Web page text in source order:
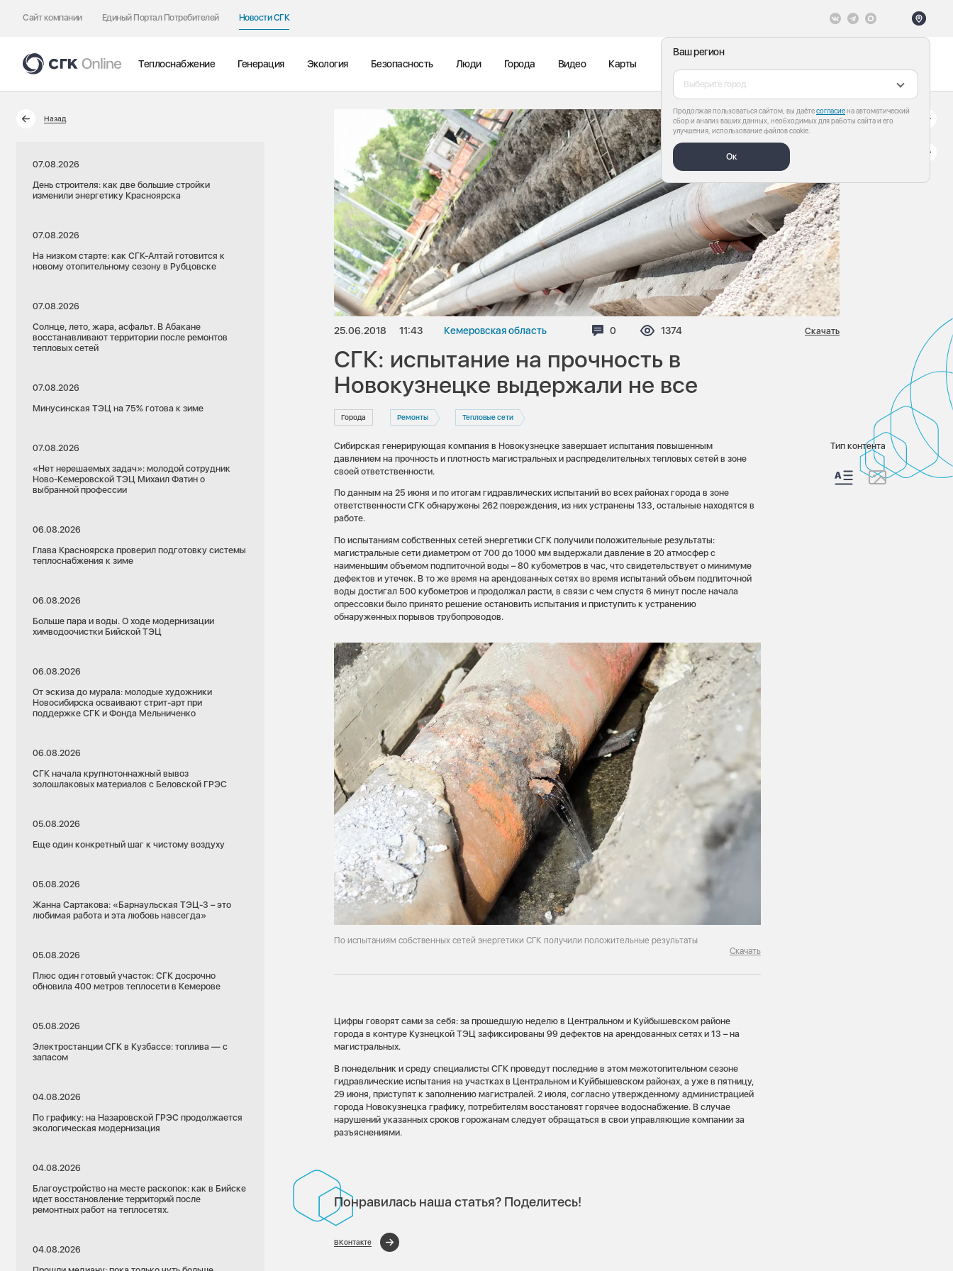
Сайт компании Единый Портал Потребителей Новости СГК
Ваш регион
Выберите город
Продолжая пользоваться сайтом, вы даётесогласиена автоматический
сбор и анализ ваших данных, необходимых для работы сайта и его
улучшения, использование файлов cookie.
Ок
Теплоснабжение Генерация Экология Безопасность Люди Города Видео Карты
Назад
07.08.2026
День строителя: как две большие стройки
изменили энергетику Красноярска
07.08.2026
На низком старте: как СГК-Алтай готовится к
новому отопительному сезону в Рубцовске
07.08.2026
Солнце, лето, жара, асфальт. В Абакане
восстанавливают территории после ремонтов
тепловых сетей
07.08.2026
Минусинская ТЭЦ на 75% готова к зиме
07.08.2026
«Нет нерешаемых задач»: молодой сотрудник
Ново-Кемеровской ТЭЦ Михаил Фатин о
выбранной профессии
06.08.2026
Глава Красноярска проверил подготовку системы
теплоснабжения к зиме
06.08.2026
Больше пара и воды. О ходе модернизации
химводоочистки Бийской ТЭЦ
06.08.2026
От эскиза до мурала: молодые художники
Новосибирска осваивают стрит-арт при
поддержке СГК и Фонда Мельниченко
06.08.2026
СГК начала крупнотоннажный вывоз
золошлаковых материалов с Беловской ГРЭС
05.08.2026
Еще один конкретный шаг к чистому воздуху
05.08.2026
Жанна Сартакова: «Барнаульская ТЭЦ-3 – это
любимая работа и эта любовь навсегда»
05.08.2026
Плюс один готовый участок: СГК досрочно
обновила 400 метров теплосети в Кемерове
05.08.2026
Электростанции СГК в Кузбассе: топлива — с
запасом
04.08.2026
По графику: на Назаровской ГРЭС продолжается
экологическая модернизация
04.08.2026
Благоустройство на месте раскопок: как в Бийске
идет восстановление территорий после
ремонтных работ на теплосетях.
04.08.2026
25.06.2018 11:43 Кемеровская область Комментариев:
0 Просмотров:
1374 Скачать
СГК: испытание на прочность в
Новокузнецке выдержали не все
Города Ремонты Тепловые сети
Сибирская генерирующая компания в Новокузнецке завершает испытания повышенным
давлением на прочность и плотность магистральных и распределительных тепловых сетей в зоне
своей ответственности.
По данным на 25 июня и по итогам гидравлических испытаний во всех районах города в зоне
ответственности СГК обнаружены 262 повреждения, из них устранены 133, остальные находятся в
работе.
По испытаниям собственных сетей энергетики СГК получили положительные результаты:
магистральные сети диаметром от 700 до 1000 мм выдержали давление в 20 атмосфер с
наименьшим объемом подпиточной воды – 80 кубометров в час, что свидетельствует о минимуме
дефектов и утечек. В то же время на арендованных сетях во время испытаний объем подпиточной
воды достигал 500 кубометров и продолжал расти, в связи с чем спустя 6 минут после начала
опрессовки было принято решение остановить испытания и приступить к устранению
обнаруженных порывов трубопроводов.
По испытаниям собственных сетей энергетики СГК получили положительные результаты
Скачать
Цифры говорят сами за себя: за прошедшую неделю в Центральном и Куйбышевском районе
города в контуре Кузнецкой ТЭЦ зафиксированы 99 дефектов на арендованных сетях и 13 – на
магистральных.
В понедельник и среду специалисты СГК проведут последние в этом межотопительном сезоне
гидравлические испытания на участках в Центральном и Куйбышевском районах, а уже в пятницу,
29 июня, приступят к заполнению магистралей. 2 июля, согласно утвержденному администрацией
города Новокузнецка графику, потребителям восстановят горячее водоснабжение. В случае
нарушений указанных сроков горожанам следует обращаться в свои управляющие компании за
разъяснениями.
Понравилась наша статья? Поделитесь!
ВКонтакте
Тип контента